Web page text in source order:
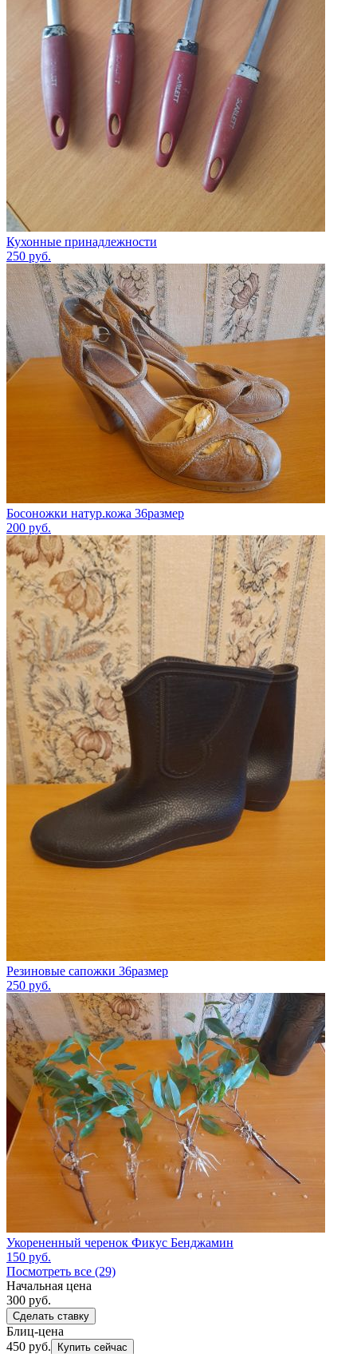
Кухонные принадлежности
250 руб.
Босоножки натур.кожа 36размер
200 руб.
Резиновые сапожки 36размер
250 руб.
Укорененный черенок Фикус Бенджамин
150 руб.
Посмотреть все (29)
Начальная цена
300 руб.
Сделать ставку
Блиц-цена
450 руб.
Купить сейчас